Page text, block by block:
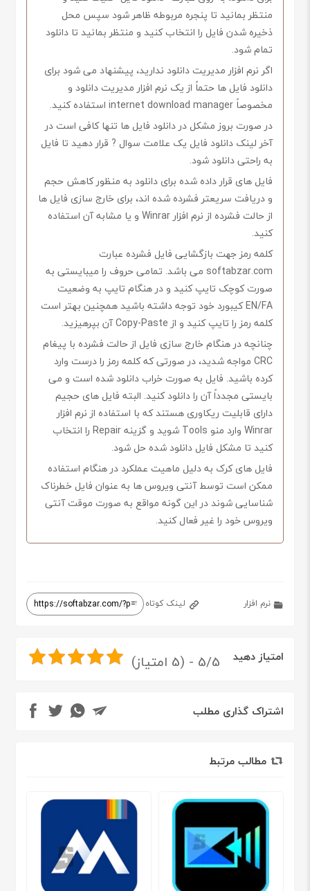
منتظر بمانید تا پنجره مربوطه ظاهر شود سپس محل
ذخیره شدن فایل را انتخاب کنید و منتظر بمانید تا دانلود
تمام شود.
اگر نرم افزار مدیریت دانلود ندارید، پیشنهاد می شود برای
دانلود فایل ها حتماً از یک نرم افزار مدیریت دانلود و
مخصوصاً internet download manager استفاده کنید.
در صورت بروز مشکل در دانلود فایل ها تنها کافی است در
آخر لینک دانلود فایل یک علامت سوال ? قرار دهید تا فایل
به راحتی دانلود شود.
فایل های قرار داده شده برای دانلود به منظور کاهش حجم
و دریافت سریعتر فشرده شده اند، برای خارج سازی فایل ها
از حالت فشرده از نرم افزار Winrar و یا مشابه آن استفاده
کنید.
کلمه رمز جهت بازگشایی فایل فشرده عبارت
softabzar.com می باشد. تمامی حروف را میبایستی به
صورت کوچک تایپ کنید و در هنگام تایپ به وضعیت
EN/FA کیبورد خود توجه داشته باشید همچنین بهتر است
کلمه رمز را تایپ کنید و از Copy-Paste آن بپرهیزید.
چنانچه در هنگام خارج سازی فایل از حالت فشرده با پیغام
CRC مواجه شدید، در صورتی که کلمه رمز را درست وارد
کرده باشید. فایل به صورت خراب دانلود شده است و می
بایستی مجدداً آن را دانلود کنید. البته فایل های حجیم
دارای قابلیت ریکاوری هستند که با استفاده از نرم افزار
Winrar وارد منو Tools شوید و گزینه Repair را انتخاب
کنید تا مشکل فایل دانلود شده حل شود.
فایل های کرک به دلیل ماهیت عملکرد در هنگام استفاده
ممکن است توسط آنتی ویروس ها به عنوان فایل خطرناک
شناسایی شوند در این گونه مواقع به صورت موقت آنتی
ویروس خود را غیر فعال کنید.
نرم افزار لینک کوتاه
امتیاز دهید 5/5 - (5 امتیاز)
اشتراک گذاری مطلب
مطالب مرتبط